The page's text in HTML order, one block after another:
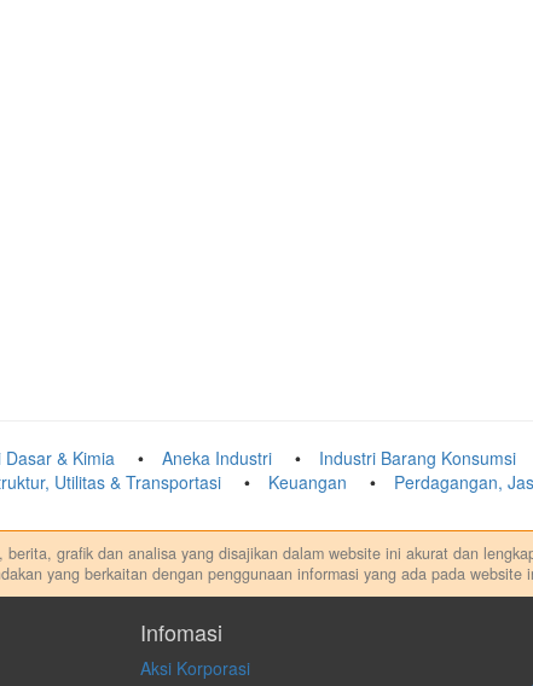
Dasar & Kimia Aneka Industri
Industri Barang Konsumsi
Utilitas & Transportasi Keuangan Perdagangan,
grafik dan analisa yang disajikan dalam website ini akurat dan
yang berkaitan dengan penggunaan informasi yang ada pada website
apapun juga, yang diakibatkan secara langsung maupun tidak
Infomasi
Aksi Korporasi